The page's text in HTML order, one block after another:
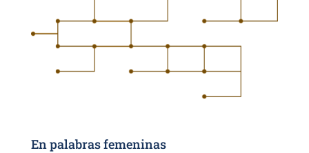
En palabras femeninas